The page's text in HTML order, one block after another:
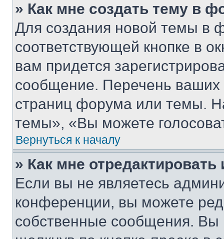
» Как мне создать тему в
Для создания новой темы в
соответствующей кнопке в
вам придется
сообщение. Перечень ваших
страниц форума или темы.
темы», «Вы можете
Вернуться к началу
» Как мне
Если вы не являетесь
конференции, вы можете
собственные сообщения. Вы